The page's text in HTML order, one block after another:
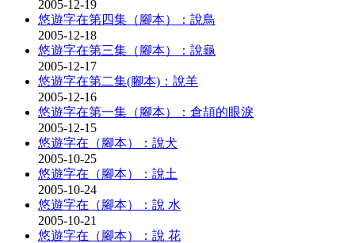
2005-12-19
悠遊字在第四集（腳本）：說鳥
2005-12-18
悠遊字在第三集（腳本）：說龜
2005-12-17
悠遊字在第二集(腳本)：說羊
2005-12-16
悠遊字在第一集（腳本）：倉頡的眼淚
2005-12-15
悠遊字在（腳本）：說犬
2005-10-25
悠遊字在（腳本）：說土
2005-10-24
悠遊字在（腳本）：說 水
2005-10-21
悠遊字在（腳本）：說 花